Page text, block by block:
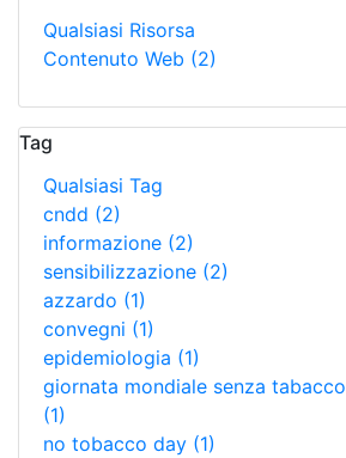
Qualsiasi Risorsa
Contenuto Web (2)
Tag
Qualsiasi Tag
cndd (2)
informazione (2)
sensibilizzazione (2)
azzardo (1)
convegni (1)
epidemiologia (1)
giornata mondiale senza tabacco
(1)
no tobacco day (1)